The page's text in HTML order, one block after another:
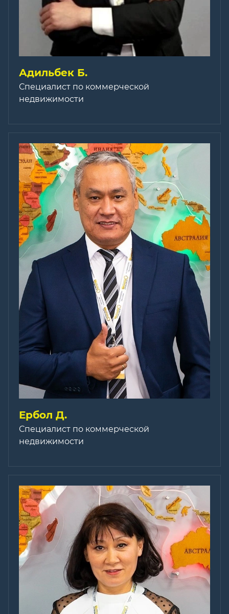
Адильбек Б.
Специалист по коммерческой
недвижимости
Ербол Д.
Специалист по коммерческой
недвижимости